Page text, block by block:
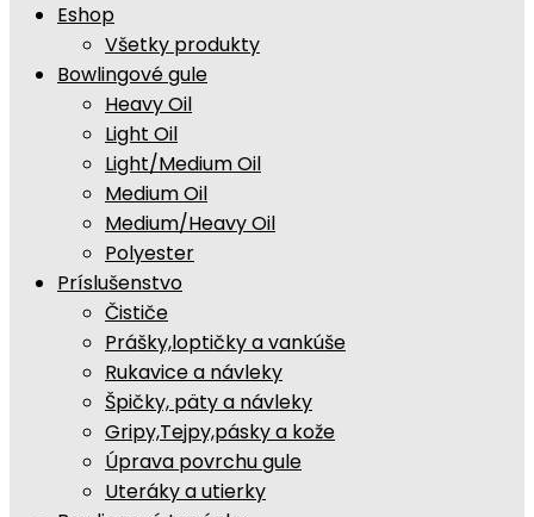
Eshop
Všetky produkty
Bowlingové gule
Heavy Oil
Light Oil
Light/Medium Oil
Medium Oil
Medium/Heavy Oil
Polyester
Príslušenstvo
Čističe
Prášky,loptičky a vankúše
Rukavice a návleky
Špičky, päty a návleky
Gripy,Tejpy,pásky a kože
Úprava povrchu gule
Uteráky a utierky